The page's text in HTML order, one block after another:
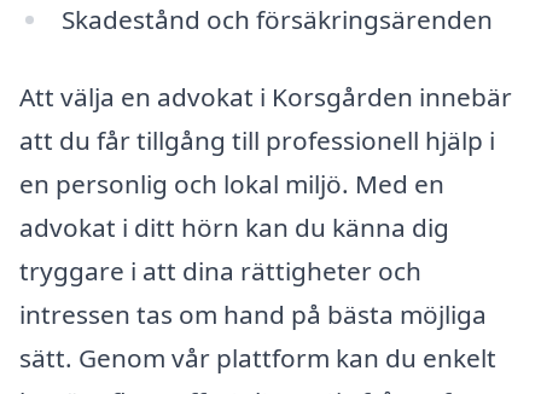
Skadestånd och försäkringsärenden
Att välja en advokat i Korsgården innebär
att du får tillgång till professionell hjälp i
en personlig och lokal miljö. Med en
advokat i ditt hörn kan du känna dig
tryggare i att dina rättigheter och
intressen tas om hand på bästa möjliga
sätt. Genom vår plattform kan du enkelt